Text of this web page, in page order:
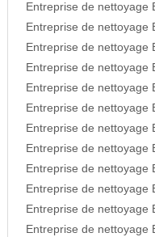
Entreprise de nettoyage
Entreprise de nettoyage
Entreprise de nettoyage
Entreprise de nettoyage
Entreprise de nettoyage
Entreprise de nettoyage
Entreprise de nettoyage
Entreprise de nettoyage
Entreprise de nettoyage
Entreprise de nettoyage
Entreprise de nettoyage
Entreprise de nettoyage